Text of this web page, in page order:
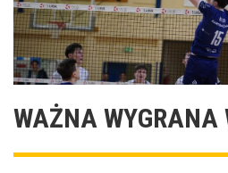
WAŻNA WYGRANA